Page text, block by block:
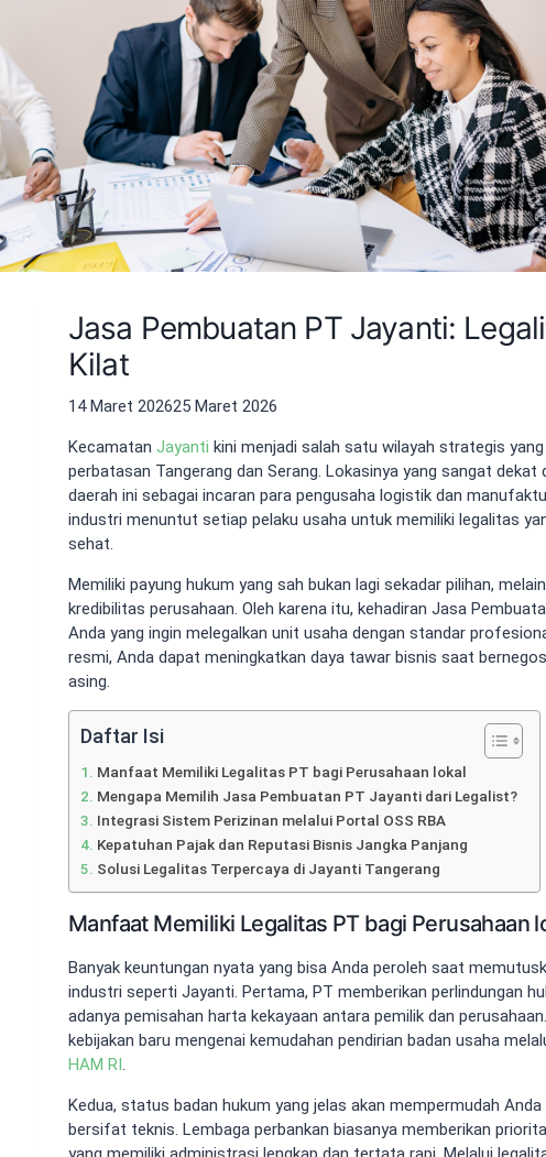
Jasa Pembuatan PT Jayanti:
Kilat
14 Maret 202625 Maret 2026
Kecamatan Jayanti kini menjadi salah satu wilayah strategis
perbatasan Tangerang dan Serang. Lokasinya yang sangat
daerah ini sebagai incaran para pengusaha logistik dan
industri menuntut setiap pelaku usaha untuk memiliki legalitas
sehat.
Memiliki payung hukum yang sah bukan lagi sekadar pilihan,
kredibilitas perusahaan. Oleh karena itu, kehadiran Jasa
Anda yang ingin melegalkan unit usaha dengan standar
resmi, Anda dapat meningkatkan daya tawar bisnis saat
asing.
Daftar Isi
Manfaat Memiliki Legalitas PT bagi Perusahaan lokal
Mengapa Memilih Jasa Pembuatan PT Jayanti dari Legalist?
Integrasi Sistem Perizinan melalui Portal OSS RBA
Kepatuhan Pajak dan Reputasi Bisnis Jangka Panjang
Solusi Legalitas Terpercaya di Jayanti Tangerang
Manfaat Memiliki Legalitas PT bagi Perusahaan
Banyak keuntungan nyata yang bisa Anda peroleh saat
industri seperti Jayanti. Pertama, PT memberikan perlindungan
adanya pemisahan harta kekayaan antara pemilik dan
kebijakan baru mengenai kemudahan pendirian badan usaha
HAM RI.
Kedua, status badan hukum yang jelas akan mempermudah
bersifat teknis. Lembaga perbankan biasanya memberikan